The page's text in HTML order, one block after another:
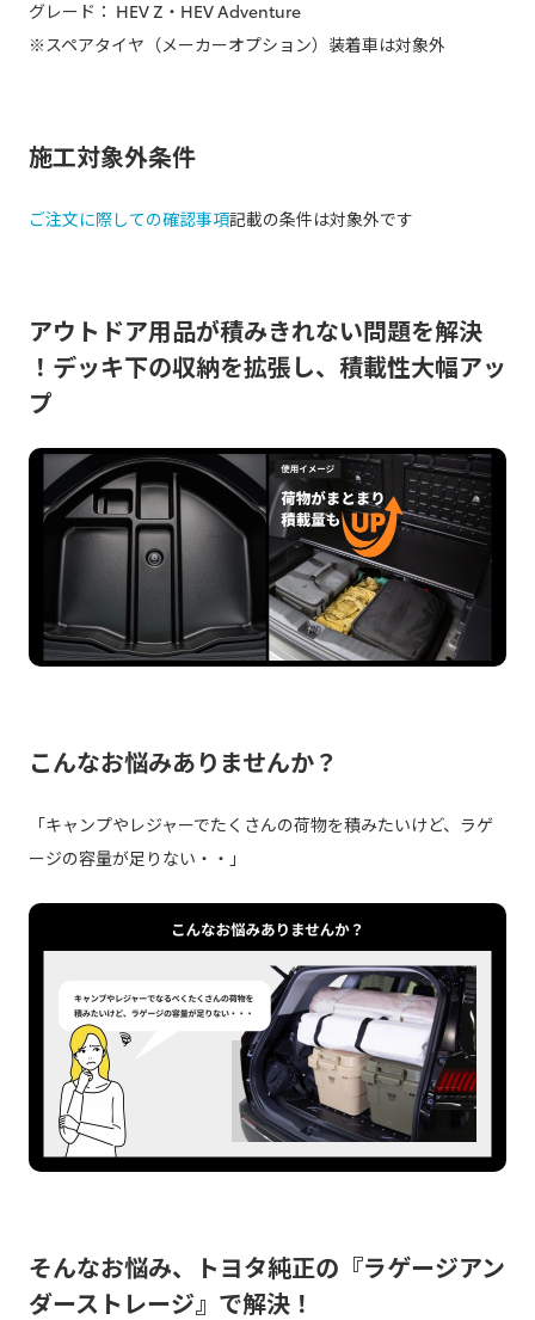
グレード： HEV Z・HEV Adventure
※スペアタイヤ（メーカーオプション）装着車は対象外
施工対象外条件
ご注文に際しての確認事項記載の条件は対象外です
アウトドア用品が積みきれない問題を解決
！デッキ下の収納を拡張し、積載性大幅アッ
プ
こんなお悩みありませんか？
「キャンプやレジャーでたくさんの荷物を積みたいけど、ラゲ
ージの容量が足りない・・」
そんなお悩み、トヨタ純正の『ラゲージアン
ダーストレージ』で解決！